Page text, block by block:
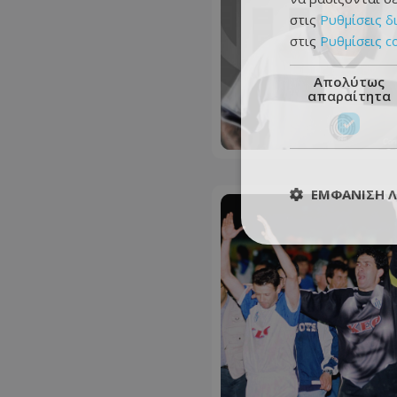
στις Ρυθμίσεις
στις Ρυθμίσεις
Απολύτως
απαραίτητα
ΕΜΦΆΝΙΣΗ